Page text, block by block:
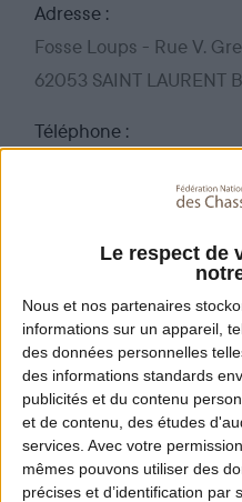
Le respect de
Nous et nos partenaires
informations sur un appareil,
des données personnelles
des informations standards
publicités et du contenu
et de contenu, des études
services. Avec votre
mêmes pouvons utiliser des
précises et d’identification par
Adresse :
Fosse Loups - Rue V.
62053 SAINT LAURENT
Téléphone :
03 21 07 80 74
Email :
contact@fdc62.fr
Site Internet :
www.fdc62.com